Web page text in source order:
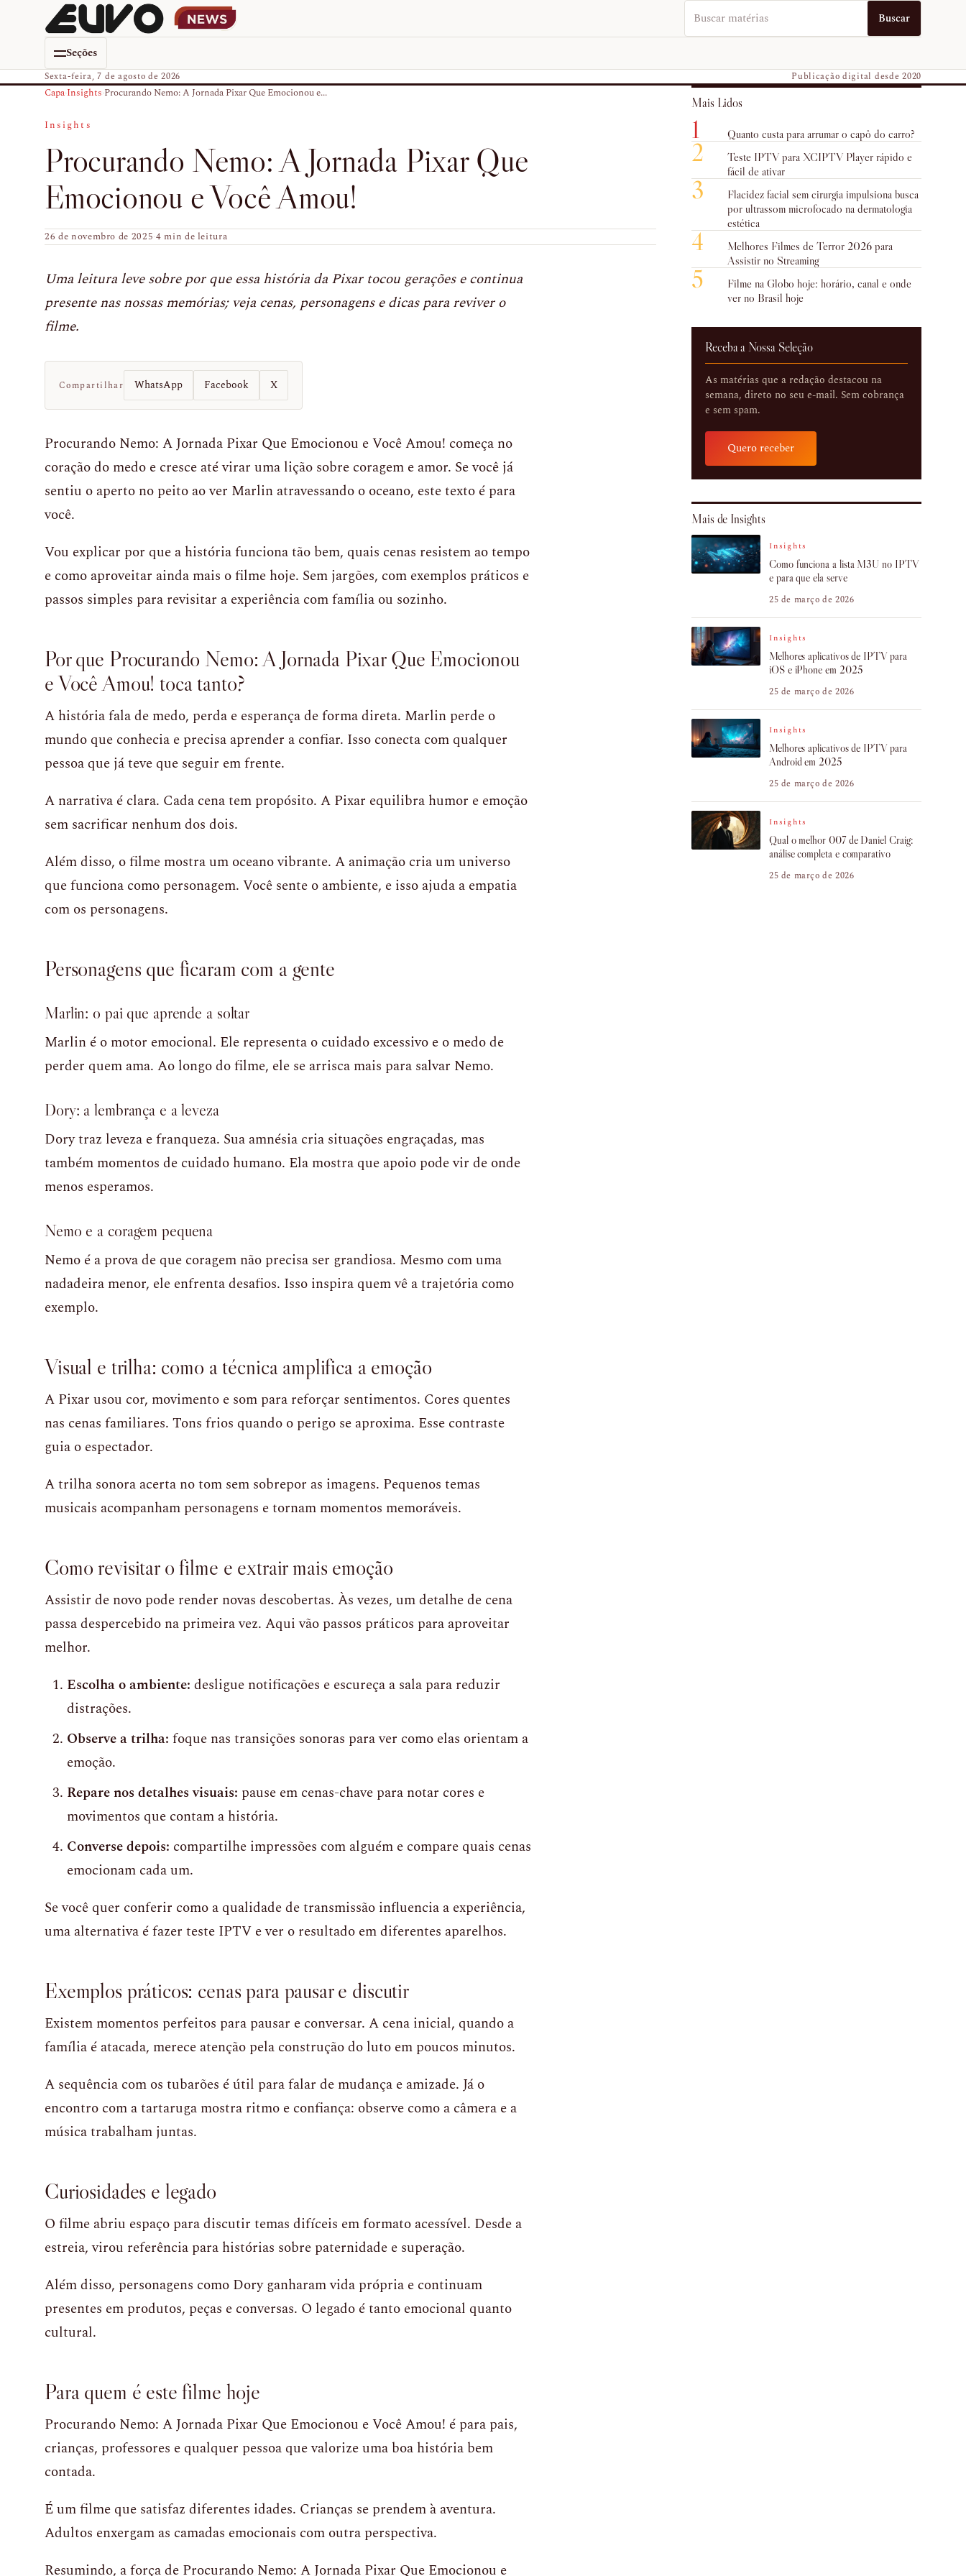
Buscar no EUVO News Buscar
Seções
Sexta-feira, 7 de agosto de 2026 Publicação digital desde 2020
Capa›Insights›Procurando Nemo: A Jornada Pixar Que Emocionou e...
Insights
Procurando Nemo: A Jornada Pixar Que
Emocionou e Você Amou!
26 de novembro de 2025·4 min de leitura
Uma leitura leve sobre por que essa história da Pixar tocou gerações e continua
presente nas nossas memórias; veja cenas, personagens e dicas para reviver o
filme.
Compartilhar WhatsApp Facebook X
Procurando Nemo: A Jornada Pixar Que Emocionou e Você Amou! começa no
coração do medo e cresce até virar uma lição sobre coragem e amor. Se você já
sentiu o aperto no peito ao ver Marlin atravessando o oceano, este texto é para
você.
Vou explicar por que a história funciona tão bem, quais cenas resistem ao tempo
e como aproveitar ainda mais o filme hoje. Sem jargões, com exemplos práticos e
passos simples para revisitar a experiência com família ou sozinho.
Por que Procurando Nemo: A Jornada Pixar Que Emocionou
e Você Amou! toca tanto?
A história fala de medo, perda e esperança de forma direta. Marlin perde o
mundo que conhecia e precisa aprender a confiar. Isso conecta com qualquer
pessoa que já teve que seguir em frente.
A narrativa é clara. Cada cena tem propósito. A Pixar equilibra humor e emoção
sem sacrificar nenhum dos dois.
Além disso, o filme mostra um oceano vibrante. A animação cria um universo
que funciona como personagem. Você sente o ambiente, e isso ajuda a empatia
com os personagens.
Personagens que ficaram com a gente
Marlin: o pai que aprende a soltar
Marlin é o motor emocional. Ele representa o cuidado excessivo e o medo de
perder quem ama. Ao longo do filme, ele se arrisca mais para salvar Nemo.
Dory: a lembrança e a leveza
Dory traz leveza e franqueza. Sua amnésia cria situações engraçadas, mas
também momentos de cuidado humano. Ela mostra que apoio pode vir de onde
menos esperamos.
Nemo e a coragem pequena
Nemo é a prova de que coragem não precisa ser grandiosa. Mesmo com uma
nadadeira menor, ele enfrenta desafios. Isso inspira quem vê a trajetória como
exemplo.
Visual e trilha: como a técnica amplifica a emoção
A Pixar usou cor, movimento e som para reforçar sentimentos. Cores quentes
nas cenas familiares. Tons frios quando o perigo se aproxima. Esse contraste
guia o espectador.
A trilha sonora acerta no tom sem sobrepor as imagens. Pequenos temas
musicais acompanham personagens e tornam momentos memoráveis.
Como revisitar o filme e extrair mais emoção
Assistir de novo pode render novas descobertas. Às vezes, um detalhe de cena
passa despercebido na primeira vez. Aqui vão passos práticos para aproveitar
melhor.
Escolha o ambiente: desligue notificações e escureça a sala para reduzir
distrações.
Observe a trilha: foque nas transições sonoras para ver como elas orientam a
emoção.
Repare nos detalhes visuais: pause em cenas-chave para notar cores e
movimentos que contam a história.
Converse depois: compartilhe impressões com alguém e compare quais cenas
emocionam cada um.
Se você quer conferir como a qualidade de transmissão influencia a experiência,
uma alternativa é fazer teste IPTV e ver o resultado em diferentes aparelhos.
Exemplos práticos: cenas para pausar e discutir
Existem momentos perfeitos para pausar e conversar. A cena inicial, quando a
família é atacada, merece atenção pela construção do luto em poucos minutos.
A sequência com os tubarões é útil para falar de mudança e amizade. Já o
encontro com a tartaruga mostra ritmo e confiança: observe como a câmera e a
música trabalham juntas.
Curiosidades e legado
O filme abriu espaço para discutir temas difíceis em formato acessível. Desde a
estreia, virou referência para histórias sobre paternidade e superação.
Além disso, personagens como Dory ganharam vida própria e continuam
presentes em produtos, peças e conversas. O legado é tanto emocional quanto
cultural.
Para quem é este filme hoje
Procurando Nemo: A Jornada Pixar Que Emocionou e Você Amou! é para pais,
crianças, professores e qualquer pessoa que valorize uma boa história bem
contada.
É um filme que satisfaz diferentes idades. Crianças se prendem à aventura.
Adultos enxergam as camadas emocionais com outra perspectiva.
Resumindo, a força de Procurando Nemo: A Jornada Pixar Que Emocionou e
Mais Lidos
1 Quanto custa para arrumar o capô do carro?
2
Teste IPTV para XCIPTV Player rápido e
fácil de ativar
3
Flacidez facial sem cirurgia impulsiona busca
por ultrassom microfocado na dermatologia
estética
4
Melhores Filmes de Terror 2026 para
Assistir no Streaming
5
Filme na Globo hoje: horário, canal e onde
ver no Brasil hoje
Receba a Nossa Seleção
As matérias que a redação destacou na
semana, direto no seu e-mail. Sem cobrança
e sem spam.
Quero receber
Mais de Insights
Insights
Como funciona a lista M3U no IPTV
e para que ela serve
25 de março de 2026
Insights
Melhores aplicativos de IPTV para
iOS e iPhone em 2025
25 de março de 2026
Insights
Melhores aplicativos de IPTV para
Android em 2025
25 de março de 2026
Insights
Qual o melhor 007 de Daniel Craig:
análise completa e comparativo
25 de março de 2026